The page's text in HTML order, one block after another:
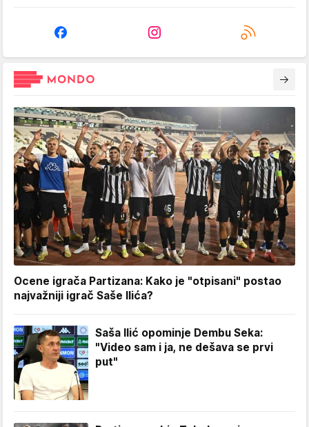
Ocene igrača Partizana: Kako je "otpisani" postao
najvažniji igrač Saše Ilića?
Saša Ilić opominje Dembu Seka:
"Video sam i ja, ne dešava se prvi
put"